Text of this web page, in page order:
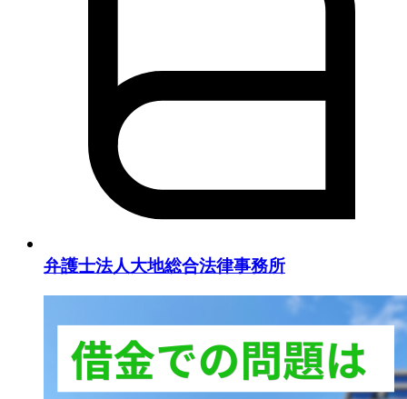
弁護士法人大地総合法律事務所